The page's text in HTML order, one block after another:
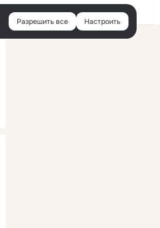
Войти
Разрешить все Настроить